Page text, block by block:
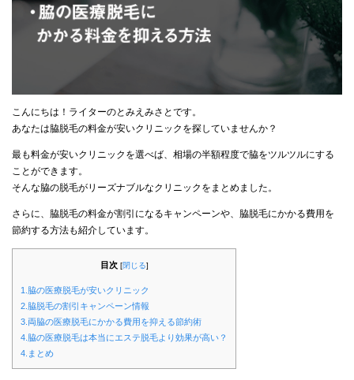
こんにちは！ライターのとみえみさとです。
あなたは脇脱毛の料金が安いクリニックを探していませんか？
最も料金が安いクリニックを選べば、相場の半額程度で脇をツルツルにする
ことができます。
そんな脇の脱毛がリーズナブルなクリニックをまとめました。
さらに、脇脱毛の料金が割引になるキャンペーンや、脇脱毛にかかる費用を
節約する方法も紹介しています。
目次 [閉じる]
1.脇の医療脱毛が安いクリニック
2.脇脱毛の割引キャンペーン情報
3.両脇の医療脱毛にかかる費用を抑える節約術
4.脇の医療脱毛は本当にエステ脱毛より効果が高い？
4.まとめ